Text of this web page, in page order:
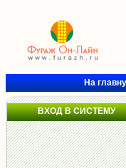
На
ВХОД В СИСТЕМУ